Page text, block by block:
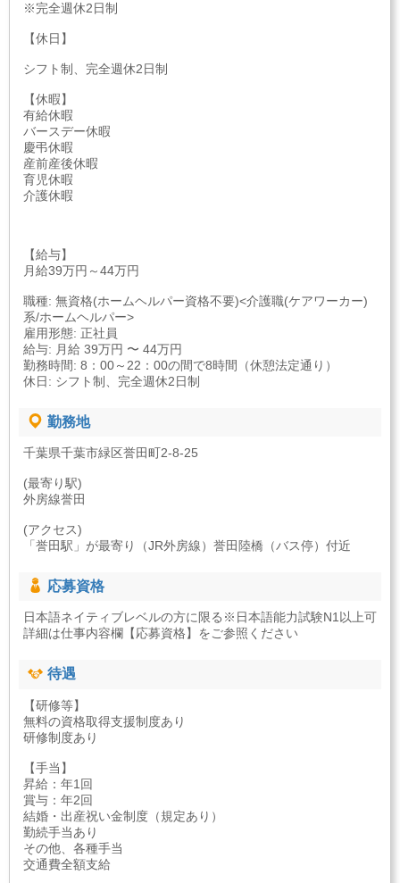
※完全週休2日制
【休日】
シフト制、完全週休2日制
【休暇】
有給休暇
バースデー休暇
慶弔休暇
産前産後休暇
育児休暇
介護休暇
【給与】
月給39万円～44万円
職種: 無資格(ホームヘルパー資格不要)<介護職(ケアワーカー)
系/ホームヘルパー>
雇用形態: 正社員
給与: 月給 39万円 〜 44万円
勤務時間: 8：00～22：00の間で8時間（休憩法定通り）
休日: シフト制、完全週休2日制
勤務地
千葉県千葉市緑区誉田町2-8-25
(最寄り駅)
外房線誉田
(アクセス)
「誉田駅」が最寄り（JR外房線）誉田陸橋（バス停）付近
応募資格
日本語ネイティブレベルの方に限る※日本語能力試験N1以上可
詳細は仕事内容欄【応募資格】をご参照ください
待遇
【研修等】
無料の資格取得支援制度あり
研修制度あり
【手当】
昇給：年1回
賞与：年2回
結婚・出産祝い金制度（規定あり）
勤続手当あり
その他、各種手当
交通費全額支給